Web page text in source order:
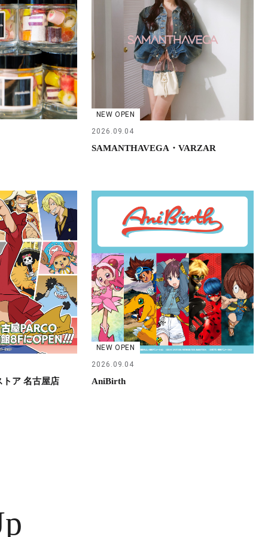
NEW OPEN
2026.09.04
SAMANTHAVEGA・VARZAR
ア 名古屋店
NEW OPEN
2026.09.04
AniBirth